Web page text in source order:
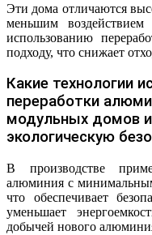
Эти дома отличаются
меньшим
использованию
подходу, что снижает
Какие технологии
переработки
модульных домов
экологическую
В производстве
алюминия с
что обеспечивает
уменьшает
добычей нового